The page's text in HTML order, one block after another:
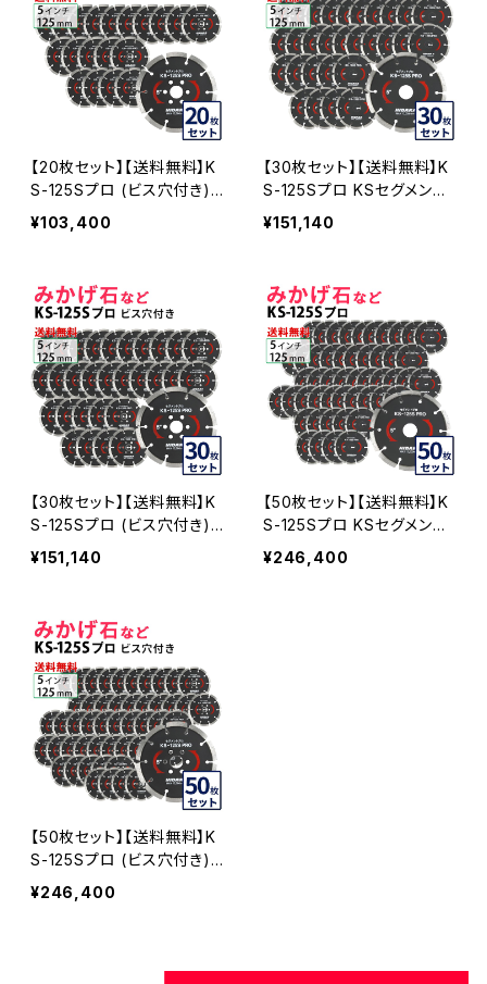
ドカッター 刃キワ切り コー
ナーカット 水平切断 KS-12
5SPRO-OF22-10
【20枚セット】【送料無料】K
S-125Sプロ (ビス穴付き)
KSセグメントプロ 5インチ 1
25mm みかげ石などの切断
モンドカッター 刃 ビス3個
付属(ks-125spro-b) KS-1
25SPRO-B-20
¥103,400
【30枚セット】【送料無料】K
S-125Sプロ KSセグメント
プロ 5インチ 125mm みか
げ石などの切断用 ダイヤセ
ー 刃(ks-125spro-30)
¥151,140
【30枚セット】【送料無料】K
S-125Sプロ (ビス穴付き)
KSセグメントプロ 5インチ 1
25mm みかげ石などの切断
モンドカッター 刃 ビス3個
付属(ks-125spro-b) KS-1
25SPRO-B-30
¥151,140
【50枚セット】【送料無料】K
S-125Sプロ KSセグメント
プロ 5インチ 125mm みか
げ石などの切断用 ダイヤセ
¥246,400
【50枚セット】【送料無料】K
S-125Sプロ (ビス穴付き)
KSセグメントプロ 5インチ 1
25mm みかげ石などの切断
付属 (ks-125spro-b) KS-
¥246,400